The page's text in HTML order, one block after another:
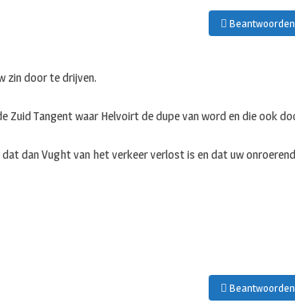
Beantwoorden
zin door te drijven.
Zuid Tangent waar Helvoirt de dupe van word en die ook
dan Vught van het verkeer verlost is en dat uw onroerend
Beantwoorden